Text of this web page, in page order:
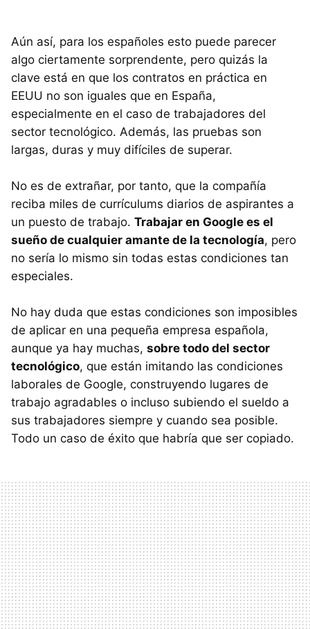
Aún así, para los españoles esto puede parecer
algo ciertamente sorprendente, pero quizás la
clave está en que los contratos en práctica en
EEUU no son iguales que en España,
especialmente en el caso de trabajadores del
sector tecnológico. Además, las pruebas son
largas, duras y muy difíciles de superar.
No es de extrañar, por tanto, que la compañía
reciba miles de currículums diarios de aspirantes a
un puesto de trabajo. Trabajar en Google es el
sueño de cualquier amante de la tecnología, pero
no sería lo mismo sin todas estas condiciones tan
especiales.
No hay duda que estas condiciones son imposibles
de aplicar en una pequeña empresa española,
aunque ya hay muchas, sobre todo del sector
tecnológico, que están imitando las condiciones
laborales de Google, construyendo lugares de
trabajo agradables o incluso subiendo el sueldo a
sus trabajadores siempre y cuando sea posible.
Todo un caso de éxito que habría que ser copiado.